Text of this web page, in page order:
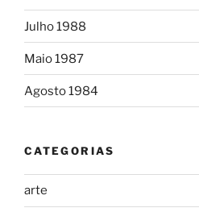
Julho 1988
Maio 1987
Agosto 1984
CATEGORIAS
arte